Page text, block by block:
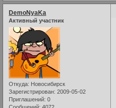
DemoNyaKa
Активный участник
Откуда: Новосибирск
Зарегистрирован: 2009-05-02
Приглашений: 0